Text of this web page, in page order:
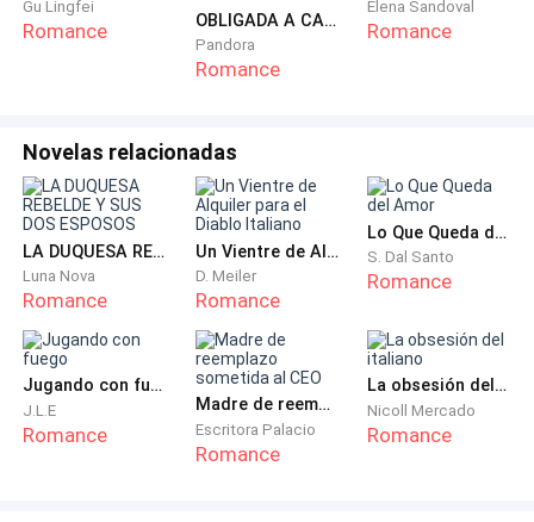
“¡Problemas gástricos!”. Deirdre frunció sus labios,
decidida a evitar sus ojos negros e insondables. “H-
Se hizo un silencio inquietante al siguiente segundo.
Brendan la miró con sus ojos, su mirada la quemaba
desde arriba. Deirdre se mordió el labio inferior y
apretó las manos del pánico.
Justo cuando pensaba que su mentira se había
terminado, Brendan pasó junto a ella y se dirigió al
sofá. “Almuerzo. Tengo hambre”.
Deirdre se quedó atónita y luego corrió a la cocina
Gu Lingfei
Romance OBLIGADA A CASARME CON EL PADRE DE MIS HIJOS
Pandora
Romance
Elena Sandoval
Romance
Novelas relacionadas
LA DUQUESA REBELDE Y SUS DOS ESPOSOS
Luna Nova
Romance
Un Vientre de Alquiler para el Diablo Italiano
D. Meiler
Romance
Lo Que Queda del Amor
S. Dal Santo
Romance
Jugando con fuego
J.L.E
Romance
Madre de reemplazo sometida al CEO
Escritora Palacio
Romance
La obsesión del italiano
Nicoll Mercado
Romance